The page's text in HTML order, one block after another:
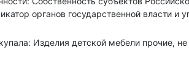
органов государственной власти и
Изделия детской мебели прочие,